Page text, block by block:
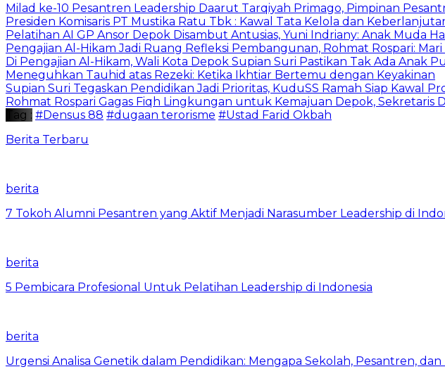
Milad ke-10 Pesantren Leadership Daarut Tarqiyah Primago, Pimpinan
Presiden Komisaris PT Mustika Ratu Tbk : Kawal Tata Kelola dan
Pelatihan AI GP Ansor Depok Disambut Antusias, Yuni Indriany: Anak Muda
Pengajian Al-Hikam Jadi Ruang Refleksi Pembangunan, Rohmat Rospari:
Di Pengajian Al-Hikam, Wali Kota Depok Supian Suri Pastikan Tak Ada Anak
Meneguhkan Tauhid atas Rezeki: Ketika Ikhtiar Bertemu dengan Keyakinan
Supian Suri Tegaskan Pendidikan Jadi Prioritas, KuduSS Ramah Siap Kawal
Rohmat Rospari Gagas Fiqh Lingkungan untuk Kemajuan Depok, Sekretaris
Tag : #Densus 88 #dugaan terorisme #Ustad Farid Okbah
Berita Terbaru
berita
7 Tokoh Alumni Pesantren yang Aktif Menjadi Narasumber Leadership di
berita
5 Pembicara Profesional Untuk Pelatihan Leadership di Indonesia
berita
Urgensi Analisa Genetik dalam Pendidikan: Mengapa Sekolah, Pesantren,